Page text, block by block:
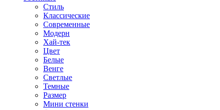
Стиль
Классические
Современные
Модерн
Хай-тек
Цвет
Белые
Венге
Светлые
Темные
Размер
Мини стенки